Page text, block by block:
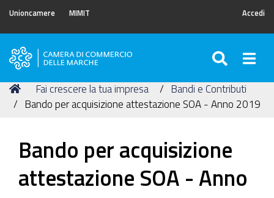
Unioncamere MIMIT Accedi
Camera
Commercio
delle
Tu
sei
Home
Fai crescere la tua impresa
Bandi e Contributi
Bando per acquisizione attestazione SOA - Anno 2019
Bando per acquisizione
attestazione SOA - Anno